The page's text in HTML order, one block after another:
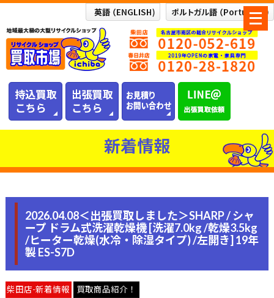
メ
ニ
ュ
ー
新着情報
2026.04.08＜出張買取しました＞SHARP / シャ
ープ ドラム式洗濯乾燥機 [洗濯7.0kg /乾燥3.5kg
/ヒーター乾燥(水冷・除湿タイプ) /左開き] 19年
製 ES-S7D
柴田店-新着情報 買取商品紹介！